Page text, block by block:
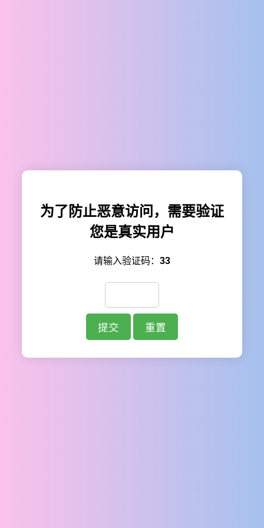
为了防止恶意访问，需要验证
您是真实用户
请输入验证码： 33
提交 重置